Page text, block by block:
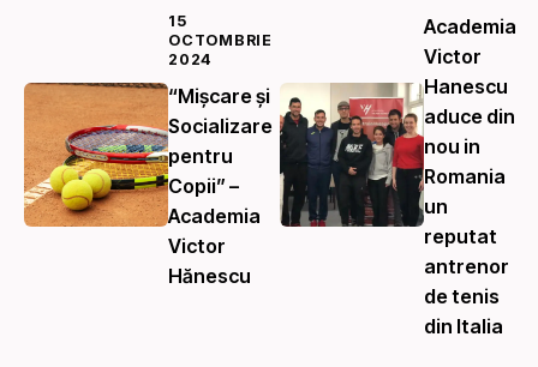
“Mișcare și
Socializare
pentru
Copii” –
Academia
Victor
Hănescu
15
OCTOMBRIE
2024
Academia
Victor
Hanescu
aduce din
nou in
Romania
un
reputat
antrenor
de tenis
din Italia